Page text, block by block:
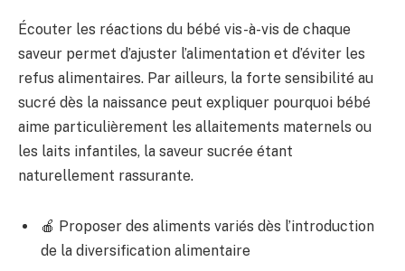
Écouter les réactions du bébé vis-à-vis de chaque
saveur permet d’ajuster l’alimentation et d’éviter les
refus alimentaires. Par ailleurs, la forte sensibilité au
sucré dès la naissance peut expliquer pourquoi bébé
aime particulièrement les allaitements maternels ou
les laits infantiles, la saveur sucrée étant
naturellement rassurante.
🍎 Proposer des aliments variés dès l’introduction
de la diversification alimentaire